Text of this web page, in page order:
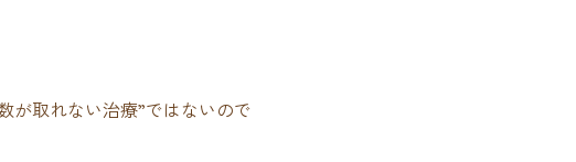
が取れない治療”ではないので